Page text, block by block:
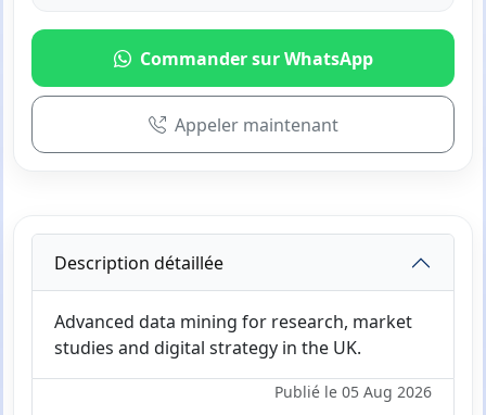
Commander sur WhatsApp
Appeler maintenant
Description détaillée
Advanced data mining for research, market
studies and digital strategy in the UK.
Publié le 05 Aug 2026